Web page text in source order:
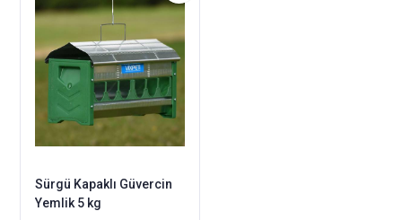
Sürgü Kapaklı Güvercin
Yemlik 5 kg